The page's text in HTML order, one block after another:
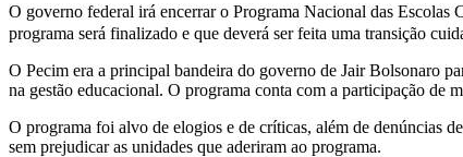
O governo federal irá encerrar o Programa Nacional das
programa será finalizado e que deverá ser feita uma transição
O Pecim era a principal bandeira do governo de Jair Bolsonaro
na gestão educacional. O programa conta com a participação de
O programa foi alvo de elogios e de críticas, além de denúncias
sem prejudicar as unidades que aderiram ao programa.